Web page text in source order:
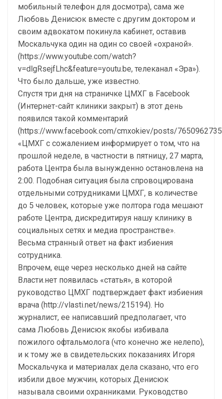
мобильный телефон для досмотра), сама же
Любовь Денисюк вместе с другим доктором и
своим адвокатом покинула кабинет, оставив
Москальчука один на один со своей «охраной».
(https://www.youtube.com/watch?
v=dlgRsejfLhc&feature=youtu.be, телеканал «Эра»).
Что было дальше, уже известно.
Спустя три дня на страничке ЦМХГ в Facebook
(Интернет-сайт клиники закрыт) в этот день
появился такой комментарий
(https://www.facebook.com/cmxokiev/posts/
«ЦМХГ с сожалением информирует о том, что на
прошлой неделе, в частности в пятницу, 27 марта,
работа Центра была вынужденно остановлена на
2:00. Подобная ситуация была спровоцирована
отдельными сотрудниками ЦМХГ, в количестве
до 5 человек, которые уже полтора года мешают
работе Центра, дискредитируя нашу клинику в
социальных сетях и медиа пространстве».
Весьма странный ответ на факт избиения
сотрудника.
Впрочем, еще через несколько дней на сайте
Власти.нет появилась «статья», в которой
руководство ЦМХГ подтверждает факт избиения
врача (http://vlasti.net/news/215194). Но
журналист, ее написавший предполагает, что
сама Любовь Денисюк якобы избивала
пожилого офтальмолога (что конечно же нелепо),
и к тому же в свидетельских показаниях Игоря
Москальчука и материалах дела сказано, что его
избили двое мужчин, которых Денисюк
называла своими охранниками. Руководство